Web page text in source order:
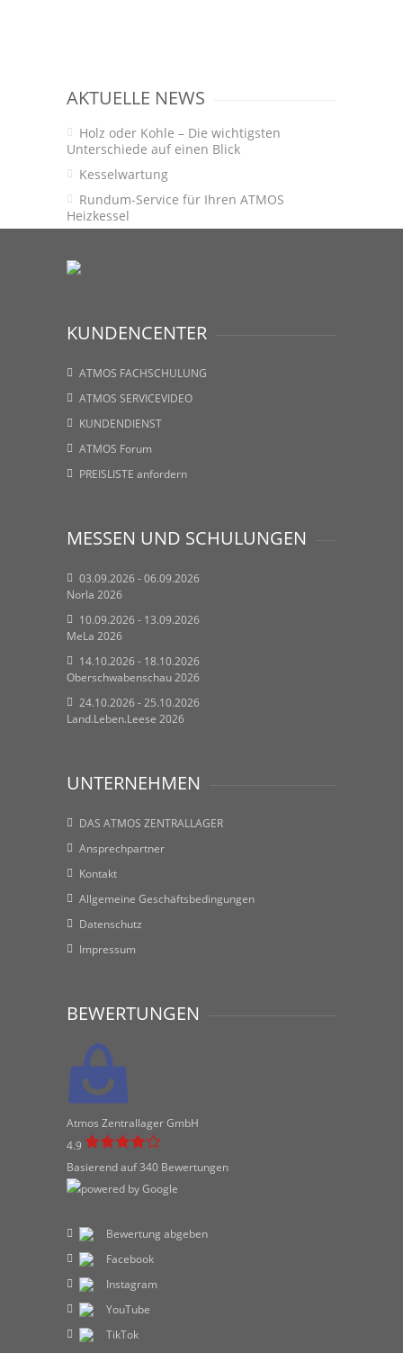
AKTUELLE NEWS
Holz oder Kohle – Die wichtigsten
Unterschiede auf einen Blick
Kesselwartung
Rundum-Service für Ihren ATMOS
Heizkessel
KUNDENCENTER
ATMOS FACHSCHULUNG
ATMOS SERVICEVIDEO
KUNDENDIENST
ATMOS Forum
PREISLISTE anfordern
MESSEN UND SCHULUNGEN
03.09.2026 - 06.09.2026
Norla 2026
10.09.2026 - 13.09.2026
MeLa 2026
14.10.2026 - 18.10.2026
Oberschwabenschau 2026
24.10.2026 - 25.10.2026
Land.Leben.Leese 2026
UNTERNEHMEN
DAS ATMOS ZENTRALLAGER
Ansprechpartner
Kontakt
Allgemeine Geschäftsbedingungen
Datenschutz
Impressum
BEWERTUNGEN
Atmos Zentrallager GmbH
4.9
Basierend auf 340 Bewertungen
Bewertung abgeben
Facebook
Instagram
YouTube
TikTok